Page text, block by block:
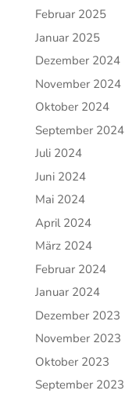
Februar 2025
Januar 2025
Dezember 2024
November 2024
Oktober 2024
September 2024
Juli 2024
Juni 2024
Mai 2024
April 2024
März 2024
Februar 2024
Januar 2024
Dezember 2023
November 2023
Oktober 2023
September 2023